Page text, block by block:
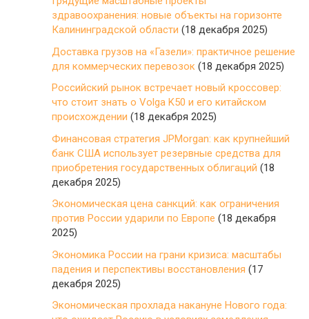
здравоохранения: новые объекты на горизонте
Калининградской области (18 декабря 2025)
Доставка грузов на «Газели»: практичное решение
для коммерческих перевозок (18 декабря 2025)
Российский рынок встречает новый кроссовер:
что стоит знать о Volga K50 и его китайском
происхождении (18 декабря 2025)
Финансовая стратегия JPMorgan: как крупнейший
банк США использует резервные средства для
приобретения государственных облигаций (18
декабря 2025)
Экономическая цена санкций: как ограничения
против России ударили по Европе (18 декабря
2025)
Экономика России на грани кризиса: масштабы
падения и перспективы восстановления (17
декабря 2025)
Экономическая прохлада накануне Нового года: